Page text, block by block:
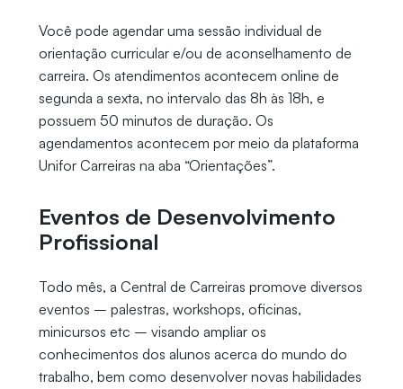
Você pode agendar uma sessão individual de
orientação curricular e/ou de aconselhamento de
carreira. Os atendimentos acontecem online de
segunda a sexta, no intervalo das 8h às 18h, e
possuem 50 minutos de duração. Os
agendamentos acontecem por meio da plataforma
Unifor Carreiras na aba “Orientações”.
Eventos de Desenvolvimento
Profissional
Todo mês, a Central de Carreiras promove diversos
eventos – palestras, workshops, oficinas,
minicursos etc – visando ampliar os
conhecimentos dos alunos acerca do mundo do
trabalho, bem como desenvolver novas habilidades